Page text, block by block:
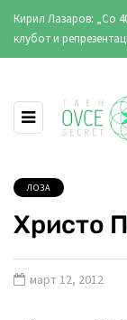
додадена вредност
ЛОЗА
Христо
март 12, 2012